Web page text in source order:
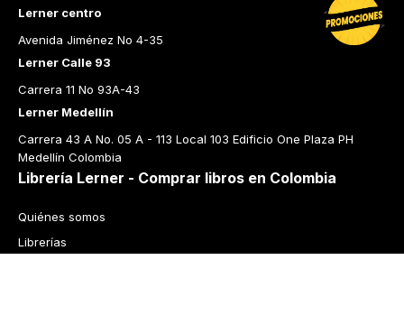
Lerner centro
Avenida Jiménez No 4-35
Lerner Calle 93
Carrera 11 No 93A-43
Lerner Medellín
Carrera 43 A No. 05 A - 113 Local 103 Edificio One Plaza PH
Medellín Colombia
Librería Lerner - Comprar libros en Colombia
Quiénes somos
Librerías